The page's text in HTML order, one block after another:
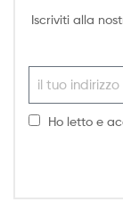
Iscriviti alla
Ho letto e